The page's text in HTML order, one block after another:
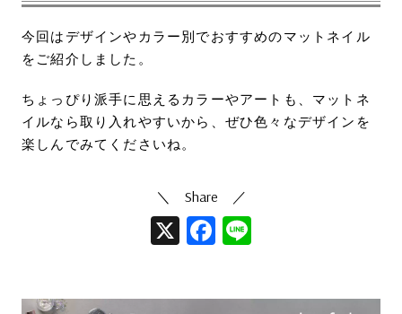
今回はデザインやカラー別でおすすめのマットネイル
をご紹介しました。
ちょっぴり派手に思えるカラーやアートも、マットネ
イルなら取り入れやすいから、ぜひ色々なデザインを
楽しんでみてくださいね。
X Facebook